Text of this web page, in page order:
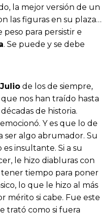
la mejor versión de un
las figuras en su plaza…
para persistir e
. Se puede y se debe
de los de siempre,
nos han traído hasta
de historia.
Y es que lo de
ser algo abrumador. Su
insultante. Si a su
le hizo diabluras con
tiempo para poner
lo que le hizo al más
mérito si cabe. Fue este
trató como si fuera